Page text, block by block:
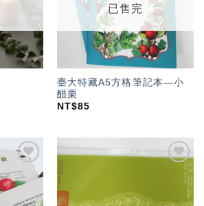
已售完
臺大特藏A5方格筆記本—小
醋栗
NT$85
加入
「願
單」
加入
「願
單」